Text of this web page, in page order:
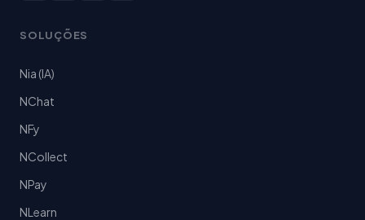
SOLUÇÕES
Nia (IA)
NChat
NFy
NCollect
NPay
NLearn